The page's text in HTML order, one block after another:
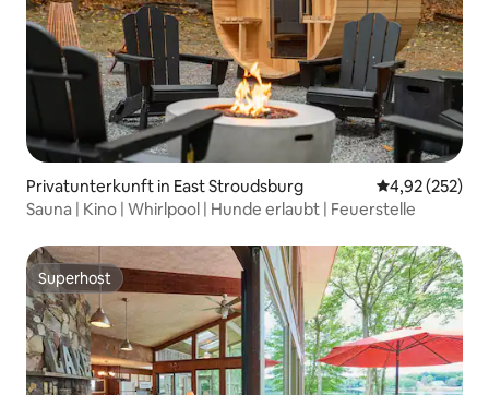
Privatunterkunft in East Stroudsburg
4,92 (252)
Sauna | Kino | Whirlpool | Hunde erlaubt | Feuerstelle
Superhost
Superhost